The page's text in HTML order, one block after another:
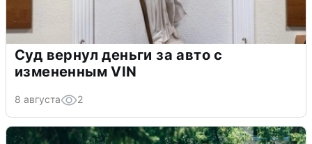
Суд вернул деньги за авто с
измененным VIN
8 августа 2